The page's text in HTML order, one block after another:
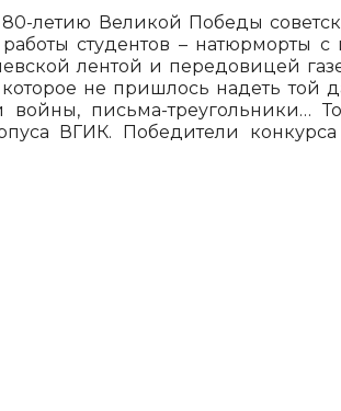
летию Великой Победы
студентов – натюрморты с
лентой и передовицей
не пришлось надеть той
письма-треугольники…
ВГИК. Победители